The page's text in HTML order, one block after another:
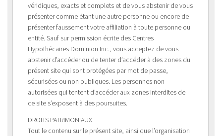
véridiques, exacts et complets et de vous abstenir de vous
présenter comme étant une autre personne ou encore de
présenter faussement votre affiliation à toute personne ou
entité. Sauf sur permission écrite des Centres
Hypothécaires Dominion Inc., vous acceptez de vous
abstenir d’accéder ou de tenter d’accéder à des zones du
présent site qui sont protégées par mot de passe,
sécurisées ou non publiques. Les personnes non
autorisées qui tentent d’accéder aux zones interdites de
ce site s’exposent à des poursuites.
DROITS PATRIMONIAUX
Tout le contenu sur le présent site, ainsi que l’organisation